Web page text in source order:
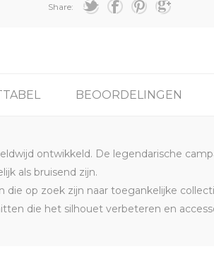
Share:
BEOORDELINGEN
ontwikkeld. De legendarische
als bruisend zijn.
op zoek zijn naar toegankelijke
die het silhouet verbeteren en